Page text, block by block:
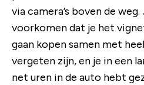
via camera’s boven de
voorkomen dat je het
gaan kopen samen met
vergeten zijn, en je in een
net uren in de auto hebt